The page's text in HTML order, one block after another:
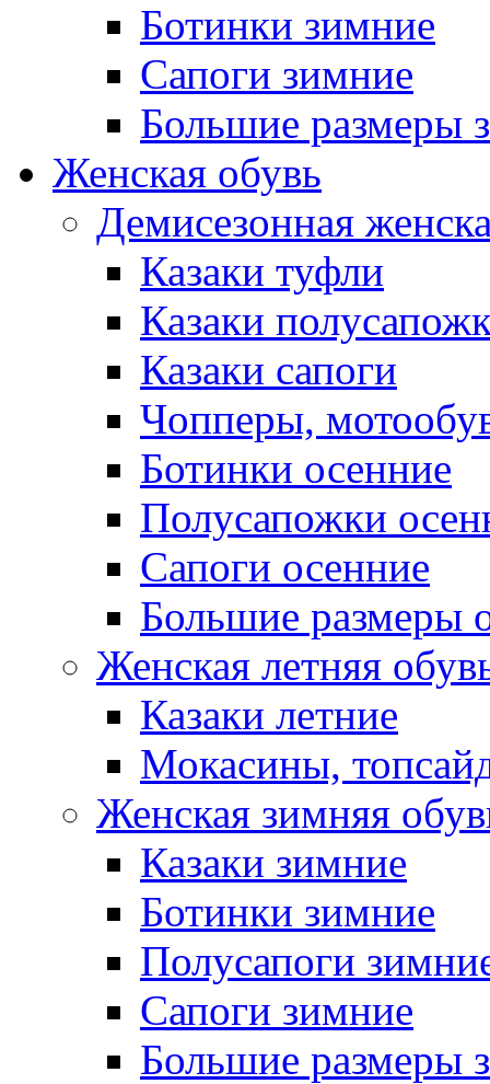
Ботинки зимние
Сапоги зимние
Большие размеры
Женская обувь
Демисезонная
Казаки туфли
Казаки
Казаки сапоги
Чопперы,
Ботинки осенние
Полусапожки
Сапоги осенние
Большие размеры
Женская летняя
Казаки летние
Мокасины,
Женская зимняя
Казаки зимние
Ботинки зимние
Полусапоги
Сапоги зимние
Большие размеры